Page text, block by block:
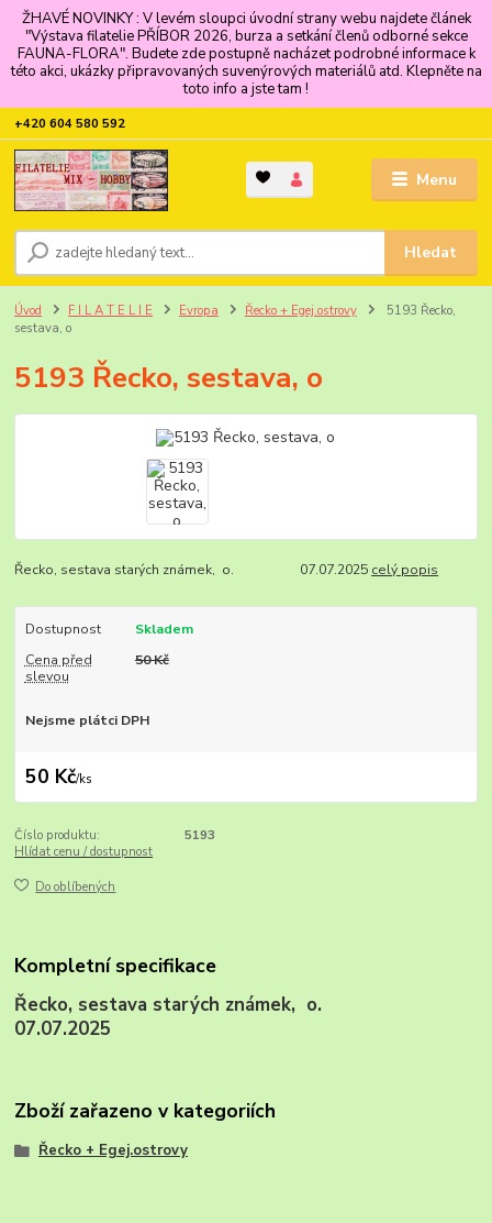
ŽHAVÉ NOVINKY : V levém sloupci úvodní strany webu najdete článek
"Výstava filatelie PŘÍBOR 2026, burza a setkání členů odborné sekce
FAUNA-FLORA". Budete zde postupně nacházet podrobné informace k
této akci, ukázky připravovaných suvenýrových materiálů atd. Klepněte na
toto info a jste tam !
Menu
Hledat
+420 604 580 592
Úvod F I L A T E L I E Evropa Řecko + Egej.ostrovy
5193 Řecko,
sestava, o
5193 Řecko, sestava, o
Řecko, sestava starých známek, o. 07.07.2025 celý popis
Dostupnost
Skladem
Cena před
slevou
50 Kč
Nejsme plátci DPH
50 Kč/ks
Číslo produktu:
5193
Hlídat cenu / dostupnost
Do oblíbených
Kompletní specifikace
Řecko, sestava starých známek, o.
07.07.2025
Zboží zařazeno v kategoriích
Řecko + Egej.ostrovy